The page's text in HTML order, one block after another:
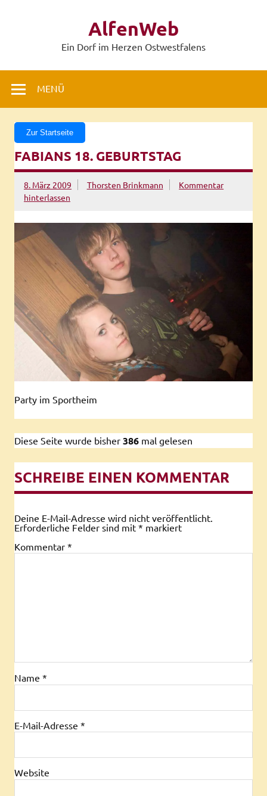
AlfenWeb
Ein Dorf im Herzen Ostwestfalens
MENÜ
Zur Startseite
FABIANS 18. GEBURTSTAG
8. März 2009 Thorsten Brinkmann
Kommentar
hinterlassen
Party im Sportheim
Diese Seite wurde bisher 386 mal gelesen
SCHREIBE EINEN KOMMENTAR
Deine E-Mail-Adresse wird nicht veröffentlicht.
Erforderliche Felder sind mit * markiert
Kommentar *
Name *
E-Mail-Adresse *
Website